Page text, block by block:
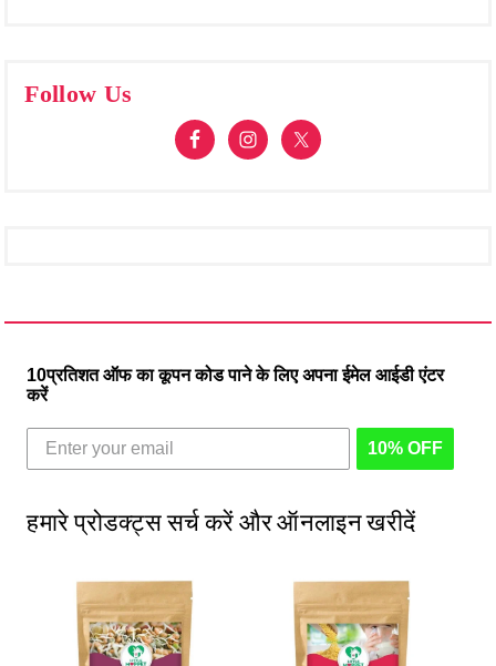
Follow Us
10प्रतिशत ऑफ का कूपन कोड पाने के लिए अपना ईमेल आईडी एंटर
करें
10% OFF
हमारे प्रोडक्ट्स सर्च करें और ऑनलाइन खरीदें